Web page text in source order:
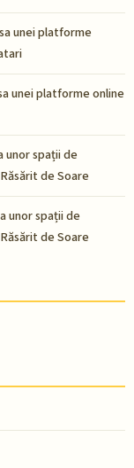
unei platforme
unei platforme online
unor spații de
de Soare
unor spații de
de Soare